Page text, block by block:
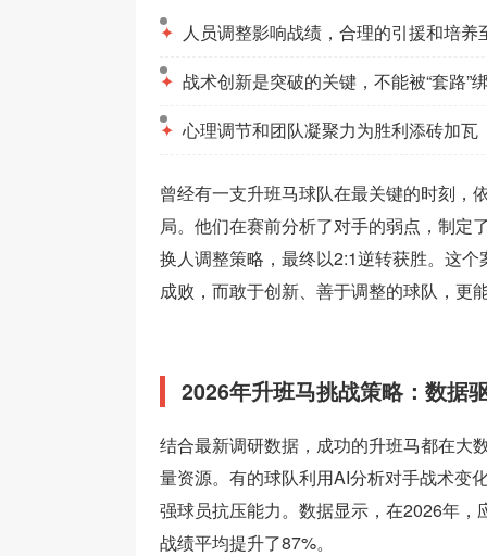
✦ 人员调整影响战绩，合理的引援和培养
✦ 战术创新是突破的关键，不能被“套路”
✦ 心理调节和团队凝聚力为胜利添砖加瓦
曾经有一支升班马球队在最关键的时刻，
局。他们在赛前分析了对手的弱点，制定
换人调整策略，最终以2:1逆转获胜。这
成败，而敢于创新、善于调整的球队，更
2026年升班马挑战策略：数据
结合最新调研数据，成功的升班马都在大
量资源。有的球队利用AI分析对手战术变
强球员抗压能力。数据显示，在2026年，
战绩平均提升了87%。